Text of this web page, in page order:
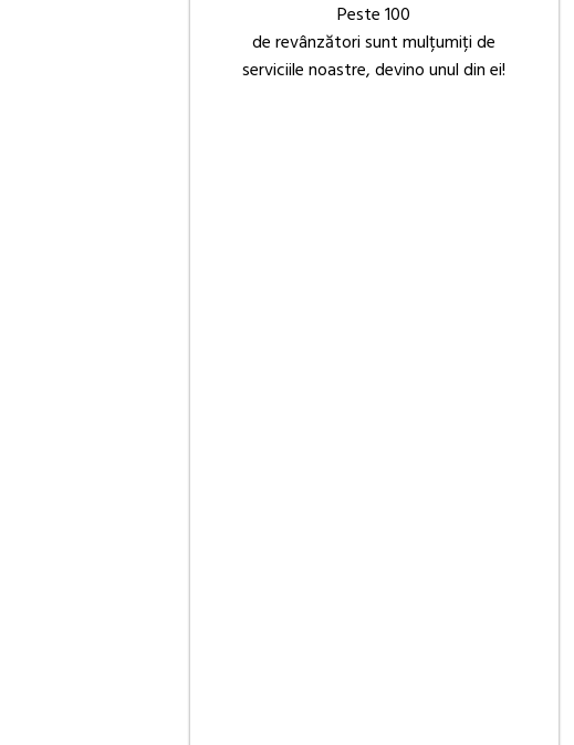
Peste 100
de revânzători sunt mulțumiți de
serviciile noastre, devino unul din ei!